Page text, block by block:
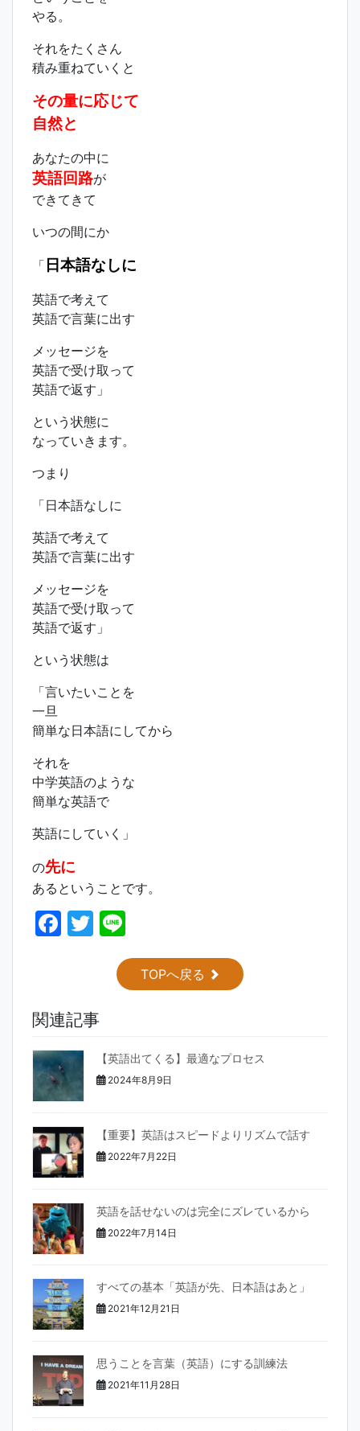
やる。
それをたくさん
積み重ねていくと
その量に応じて
自然と
あなたの中に
英語回路が
できてきて
いつの間にか
「 日本語なしに
英語で考えて
英語で言葉に出す
メッセージを
英語で受け取って
英語で返す」
という状態に
なっていきます。
つまり
「日本語なしに
英語で考えて
英語で言葉に出す
メッセージを
英語で受け取って
英語で返す」
という状態は
「言いたいことを
一旦
簡単な日本語にしてから
それを
中学英語のような
簡単な英語で
英語にしていく」
の先に
あるということです。
F
b
o
o
k
T
itt
TOPへ戻る
関連記事
【英語出てくる】最適なプロセス
2024年8月9日
【重要】英語はスピードよりリズムで話す
2022年7月22日
英語を話せないのは完全にズレているから
2022年7月14日
すべての基本「英語が先、日本語はあと」
2021年12月21日
思うことを言葉（英語）にする訓練法
2021年11月28日